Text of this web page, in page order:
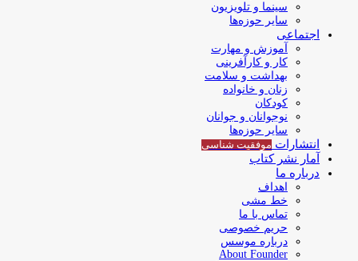
سینما و تلویزیون
سایر حوزه‌ها
اجتماعی
آموزش و مهارت
کار و کارآفرینی
بهداشت و سلامت
زنان و خانواده
کودکان
نوجوانان و جوانان
سایر حوزه‌ها
انتشارات موفقیت‌ شناسی
آمار نشر کتاب
درباره ما
اهداف
خط مشی
تماس با ما
حریم خصوصی
درباره موسس
About Founder